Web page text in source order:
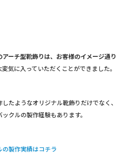
ーチ型靴飾りは、お客様のイメージ通り
気に入っていただくことができました。
たようなオリジナル靴飾りだけでなく、
クルの製作経験もあります。
製作実績はコチラ